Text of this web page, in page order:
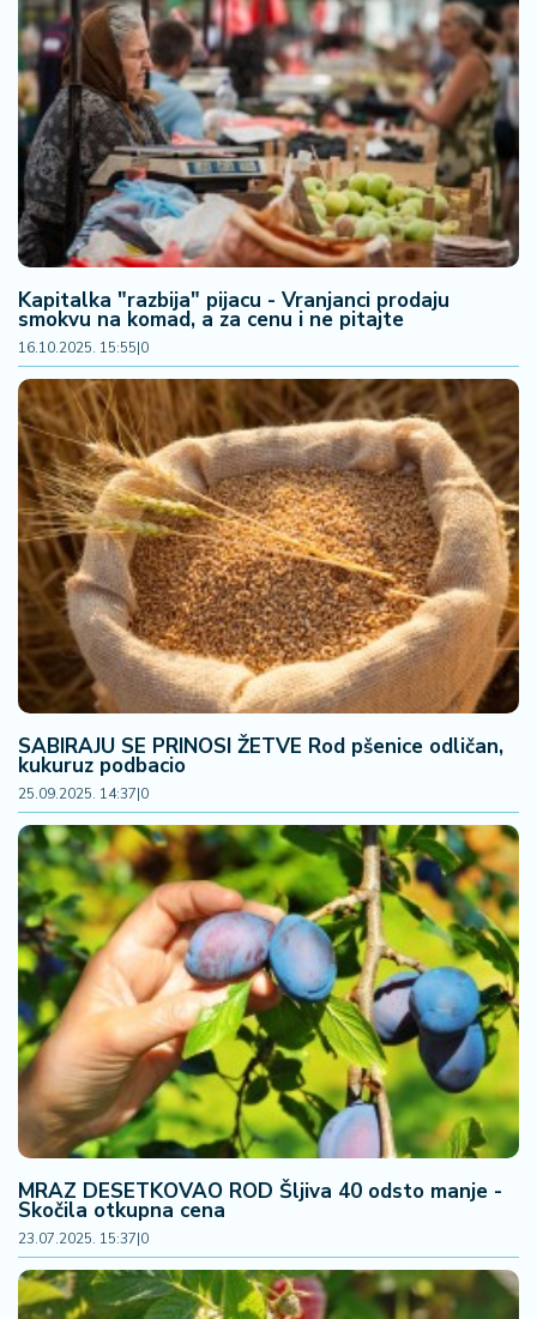
Kapitalka "razbija" pijacu - Vranjanci prodaju
smokvu na komad, a za cenu i ne pitajte
16.10.2025. 15:55|0
SABIRAJU SE PRINOSI ŽETVE Rod pšenice odličan,
kukuruz podbacio
25.09.2025. 14:37|0
MRAZ DESETKOVAO ROD Šljiva 40 odsto manje -
Skočila otkupna cena
23.07.2025. 15:37|0